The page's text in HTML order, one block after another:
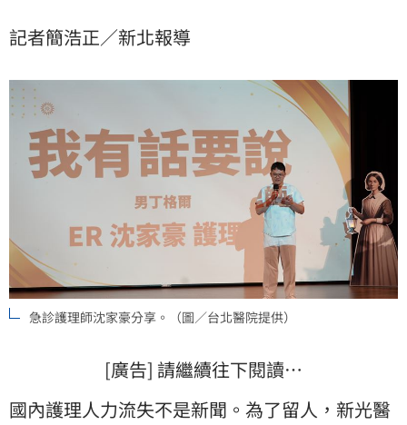
記者簡浩正／新北報導
急診護理師沈家豪分享。（圖／台北醫院提供）
[廣告] 請繼續往下閱讀…
國內護理人力流失不是新聞。為了留人，新光醫